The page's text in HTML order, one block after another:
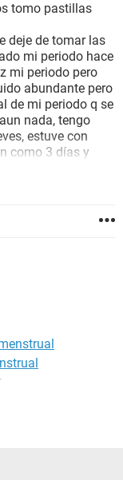
tomo pastillas
deje de tomar las
mi periodo hace
mi periodo pero
abundante pero
de mi periodo q se
nada, tengo
estuve con
como 3 días y
un test de
sera
esto que me
sin